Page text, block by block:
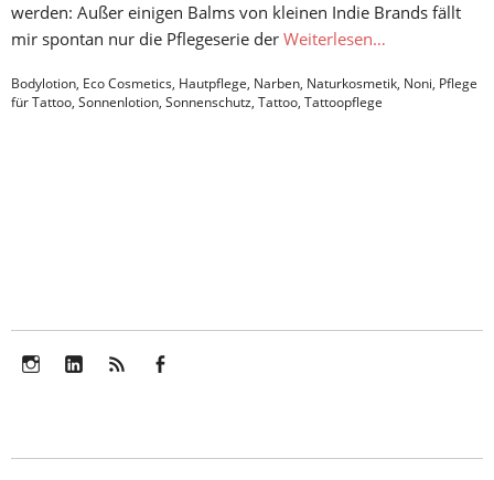
werden: Außer einigen Balms von kleinen Indie Brands fällt
mir spontan nur die Pflegeserie der Weiterlesen…
Bodylotion, Eco Cosmetics, Hautpflege, Narben, Naturkosmetik, Noni, Pflege
für Tattoo, Sonnenlotion, Sonnenschutz, Tattoo, Tattoopflege